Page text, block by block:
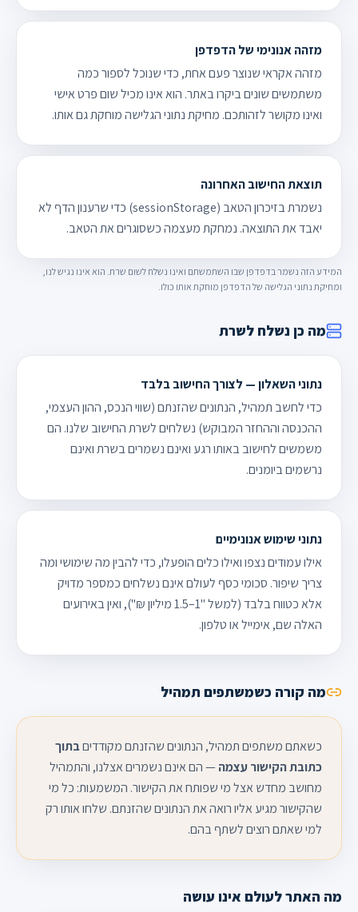
מזהה אנונימי של הדפדפן
מזהה אקראי שנוצר פעם אחת, כדי שנוכל לספור כמה
משתמשים שונים ביקרו באתר. הוא אינו מכיל שום פרט אישי
ואינו מקושר לזהותכם. מחיקת נתוני הגלישה מוחקת גם אותו.
תוצאת החישוב האחרונה
נשמרת בזיכרון הטאב (sessionStorage) כדי שרענון הדף לא
יאבד את התוצאה. נמחקת מעצמה כשסוגרים את הטאב.
המידע הזה נשמר בדפדפן שבו השתמשתם ואינו נשלח לשום שרת. הוא אינו נגיש לנו,
ומחיקת נתוני הגלישה של הדפדפן מוחקת אותו כולו.
מה כן נשלח לשרת
נתוני השאלון — לצורך החישוב בלבד
כדי לחשב תמהיל, הנתונים שהזנתם (שווי הנכס, ההון העצמי,
ההכנסה וההחזר המבוקש) נשלחים לשרת החישוב שלנו. הם
משמשים לחישוב באותו רגע ואינם נשמרים בשרת ואינם
נרשמים ביומנים.
נתוני שימוש אנונימיים
אילו עמודים נצפו ואילו כלים הופעלו, כדי להבין מה שימושי ומה
צריך שיפור. סכומי כסף לעולם אינם נשלחים כמספר מדויק
אלא כטווח בלבד (למשל "1–1.5 מיליון ₪"), ואין באירועים
האלה שם, אימייל או טלפון.
מה קורה כשמשתפים תמהיל
כשאתם משתפים תמהיל, הנתונים שהזנתם מקודדיםבתוך
כתובת הקישור עצמה— הם אינם נשמרים אצלנו, והתמהיל
מחושב מחדש אצל מי שפותח את הקישור. המשמעות: כל מי
שהקישור מגיע אליו רואה את הנתונים שהזנתם. שלחו אותו רק
למי שאתם רוצים לשתף בהם.
מה האתר לעולם אינו עושה